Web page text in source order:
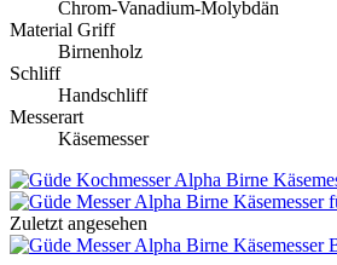
Chrom-Vanadium-Molybdän
Material Griff
Birnenholz
Schliff
Handschliff
Messerart
Käsemesser
Zuletzt angesehen